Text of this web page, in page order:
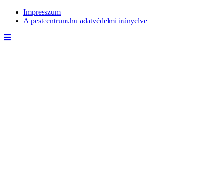
Impresszum
A pestcentrum.hu adatvédelmi irányelve